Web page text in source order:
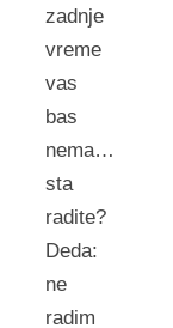
zadnje
vreme
vas
bas
nema…
sta
radite?
Deda:
ne
radim